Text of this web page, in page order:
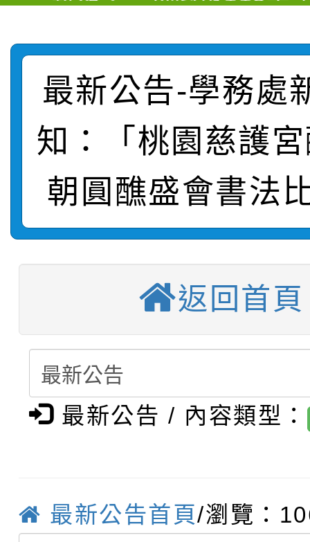
動辦法」
轉知臺中市政府政風處
城市手牽手，綠能透明
畫影片一案
轉知：「115學年度全
劇比賽實施要點」及修
表
轉知：桃園市115年度
敬師藝文競賽』實施計
【甄選結果(第11招)】
學年度第1學期第7次代
【甄選結果(第3招)】
結果(第3招)
學年度第1學期第9次
結果(第4招)
【甄選結果(第12招)】
學年度第1學期第7次代
結果(第12招)
賽及師生本土語及新住
賽實施要點
轉知：「桃園市115學
比賽實施要點」
轉知：「115年金融知
畫影片一案
劇比賽實施要點」及修
轉知：桃園市115年度
最新公告-學務處
知：「桃園慈護
朝圓醮盛會書法
返回首頁
最新公告 / 內容類型：
最新公告首頁/瀏覽：